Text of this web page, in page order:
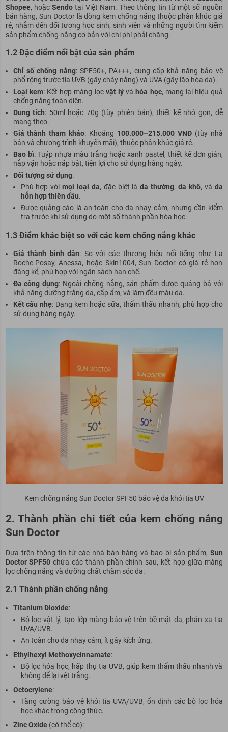
Shopee, hoặc Sendo tại Việt Nam. Theo thông tin từ một số nguồn
bán hàng, Sun Doctor là dòng kem chống nắng thuộc phân khúc giá
rẻ, nhắm đến đối tượng học sinh, sinh viên và những người tìm kiếm
sản phẩm chống nắng cơ bản với chi phí phải chăng.
1.2 Đặc điểm nổi bật của sản phẩm
Chỉ số chống nắng: SPF50+, PA+++, cung cấp khả năng bảo vệ
phổ rộng trước tia UVB (gây cháy nắng) và UVA (gây lão hóa da).
Loại kem: Kết hợp màng lọc vật lý và hóa học, mang lại hiệu quả
chống nắng toàn diện.
Dung tích: 50ml hoặc 70g (tùy phiên bản), thiết kế nhỏ gọn, dễ
mang theo.
Giá thành tham khảo: Khoảng 100.000–215.000 VNĐ(tùy nhà
bán và chương trình khuyến mãi), thuộc phân khúc giá rẻ.
Bao bì: Tuýp nhựa màu trắng hoặc xanh pastel, thiết kế đơn giản,
nắp vặn hoặc nắp bật, tiện lợi cho sử dụng hàng ngày.
Đối tượng sử dụng:
Phù hợp vớimọi loại da, đặc biệt làda thường, da khô, và da
hỗn hợp thiên dầu.
Được quảng cáo là an toàn cho da nhạy cảm, nhưng cần kiểm
tra trước khi sử dụng do một số thành phần hóa học.
1.3 Điểm khác biệt so với các kem chống nắng khác
Giá thành bình dân: So với các thương hiệu nổi tiếng như La
Roche-Posay, Anessa, hoặc Skin1004, Sun Doctor có giá rẻ hơn
đáng kể, phù hợp với ngân sách hạn chế.
Đa công dụng: Ngoài chống nắng, sản phẩm được quảng bá với
khả năng dưỡng trắng da, cấp ẩm, và làm đều màu da.
Kết cấu nhẹ: Dạng kem hoặc sữa, thẩm thấu nhanh, phù hợp cho
sử dụng hàng ngày.
Kem chống nắng Sun Doctor SPF50 bảo vệ da khỏi tia UV
2. Thành phần chi tiết của kem chống nắng
Sun Doctor
Dựa trên thông tin từ các nhà bán hàng và bao bì sản phẩm, Sun
Doctor SPF50 chứa các thành phần chính sau, kết hợp giữa màng
lọc chống nắng và dưỡng chất chăm sóc da:
2.1 Thành phần chống nắng
Titanium Dioxide:
Bộ lọc vật lý, tạo lớp màng bảo vệ trên bề mặt da, phản xạ tia
UVA/UVB.
An toàn cho da nhạy cảm, ít gây kích ứng.
Ethylhexyl Methoxycinnamate:
Bộ lọc hóa học, hấp thụ tia UVB, giúp kem thẩm thấu nhanh và
không để lại vệt trắng.
Octocrylene:
Tăng cường bảo vệ khỏi tia UVA/UVB, ổn định các bộ lọc hóa
học khác trong công thức.
Zinc Oxide (có thể có):